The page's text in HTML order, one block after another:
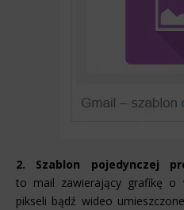
2. Szablon pojedynczej
to mail zawierający grafikę
pikseli bądź wideo